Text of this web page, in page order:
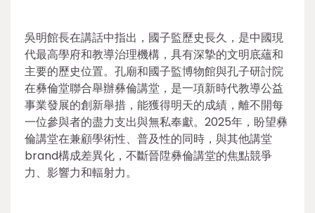
吳明館長在講話中指出，國子監歷史長久，是中國現
代最高學府和教導治理機構，具有深摯的文明底蘊和
主要的歷史位置。孔廟和國子監博物館與孔子研討院
在彝倫堂聯合舉辦彝倫講堂，是一項新時代教導公益
事業發展的創新舉措，能獲得明天的成績，離不開每
一位參與者的盡力支出與無私奉獻。2025年，盼望彝
倫講堂在兼顧學術性、普及性的同時，與其他講堂
brand構成差異化，不斷晉陞彝倫講堂的焦點競爭
力、影響力和輻射力。